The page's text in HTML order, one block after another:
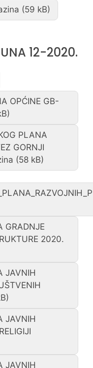
12-2020.
OPĆINE GB-
PLANA
GORNJI
GRADNJE
2020.
JAVNIH
JAVNIH
JAVNIH